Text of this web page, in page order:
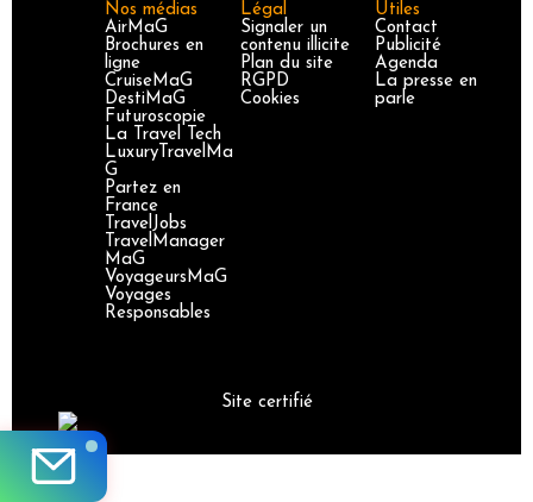
Nos médias
AirMaG
Brochures en
ligne
CruiseMaG
DestiMaG
Futuroscopie
La Travel Tech
LuxuryTravelMa
G
Partez en
France
TravelJobs
TravelManager
MaG
VoyageursMaG
Voyages
Responsables
Légal
Signaler un
contenu illicite
Plan du site
RGPD
Cookies
Utiles
Contact
Publicité
Agenda
La presse en
parle
Site certifié